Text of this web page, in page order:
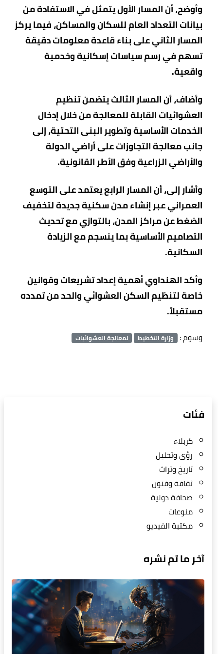
وأوضح، أن المسار الأول يتمثل في الاستفادة من
بيانات التعداد العام للسكان والمساكن، فيما يركز
المسار الثاني على بناء قاعدة معلومات دقيقة
تسهم في رسم سياسات إسكانية وخدمية
واقعية.
وأضاف، أن المسار الثالث يتضمن تنظيم
العشوائيات القابلة للمعالجة من خلال إدخال
الخدمات الأساسية وتطوير البنى التحتية، إلى
جانب معالجة التجاوزات على أراضي الدولة
والأراضي الزراعية وفق الأطر القانونية.
وأشار إلى، أن المسار الرابع يعتمد على التوسع
العمراني عبر إنشاء مدن سكنية جديدة لتخفيف
الضغط عن مراكز المدن، بالتوازي مع تحديث
التصاميم الأساسية بما ينسجم مع الزيادة
السكانية.
وأكد الهنداوي أهمية إعداد تشريعات وقوانين
خاصة لتنظيم السكن العشوائي والحد من تمدده
مستقبلاً.
وسوم : وزارة التخطيط لمعالجة العشوائيات
فئات
كربلاء
رؤى وتحليل
تاريخ وتراث
ثقافة وفنون
صحافة دولية
منوعات
مكتبة الفيديو
آخر ما تم نشره